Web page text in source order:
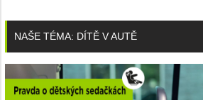
NAŠE TÉMA: DÍTĚ V AUTĚ